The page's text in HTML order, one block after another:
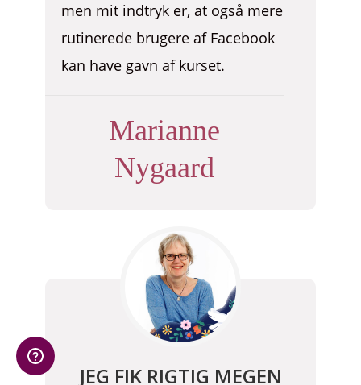
men mit indtryk er, at også mere
rutinerede brugere af Facebook
kan have gavn af kurset.
Marianne
Nygaard
JEG FIK RIGTIG MEGEN